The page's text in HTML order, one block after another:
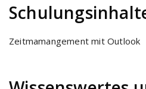
Zeitmamangement mit Outlook